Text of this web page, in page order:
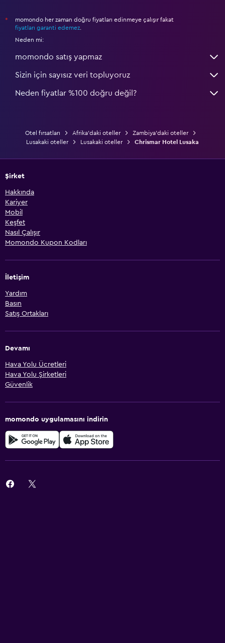
*
momondo her zaman doğru fiyatları edinmeye çalışır fakat
fiyatları garanti edemez
Neden mi:
momondo satış yapmaz
Sizin için sayısız veri topluyoruz
Neden fiyatlar %100 doğru değil?
Otel fırsatları Afrika'daki oteller
Zambiya'daki oteller
Lusakaki oteller
Lusakaki oteller Chrismar Hotel Lusaka
Şirket
Hakkında
Kariyer
Mobil
Keşfet
Nasıl Çalışır
Momondo Kupon Kodları
İletişim
Yardım
Basın
Satış Ortakları
Devamı
Hava Yolu Ücretleri
Hava Yolu Şirketleri
Güvenlik
momondo uygulamasını indirin